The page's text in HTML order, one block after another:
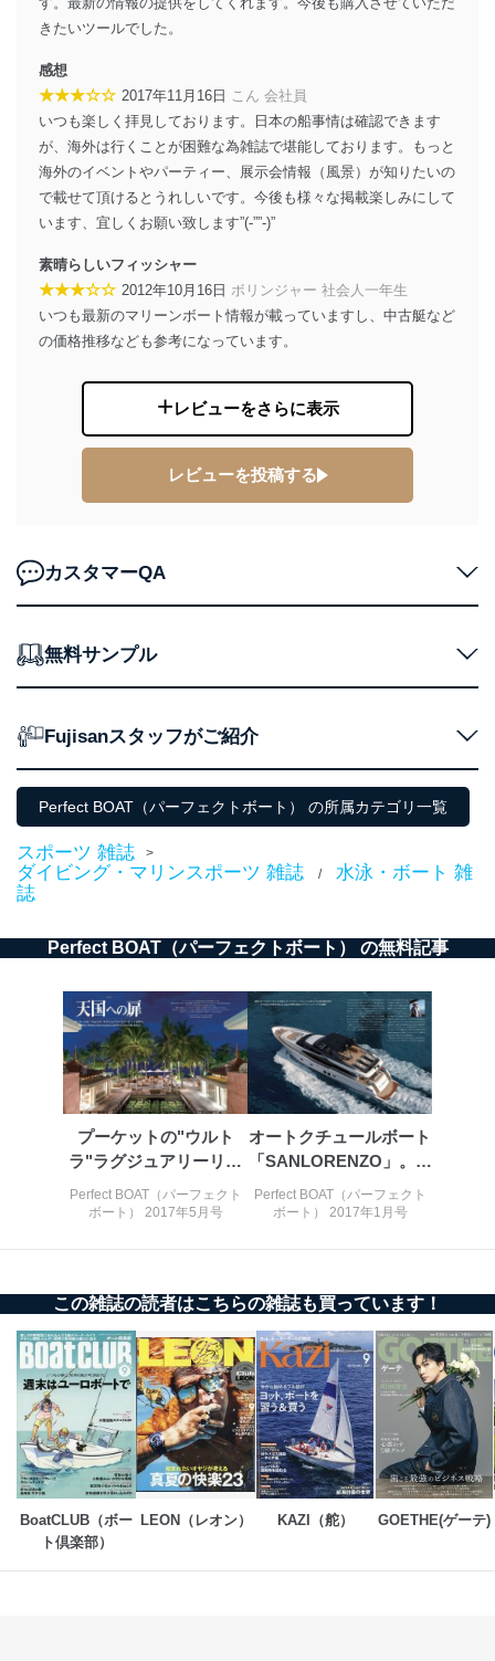
貴殿の個人情報及び当社の個人情報保護マネジメントシ
適切、かつ迅速に対応させていただきます。
株式会社富士山マガジンサービス 個人情報問い合わせ
係
TEL：0570-200-223
FAX：03-5459-7073
e-mail：
cs@fujisan.co.jp
制定：2005年4月1日
株式会社富士山マガジンサービス
代表取締役会長 西野 伸一郎
個人情報の取扱いについて
当社は以下の個人情報保護管理者を設置し、個人情報保
護管理者の責任のもと、個人情報を取得・アクセス・利
用・提供・管理いたします。
個人情報保護管理者: 経営管理グループディレクター 前
No
個人情報の種類
1
当社の定期購読サ
ービス等をご利用
の方の個人情報
ｅメール等による商品、サービ
ス、キャンペーン等の広告の案内
個人が特定できない形で取得した
閲覧履歴や購買履歴等の情報を分
広告のため
2 いただいた方の個
人情報
処、オペレーター教育など応対品
質向上のため
当社カスタマーQ＆
Aサービス利用者
カスタマーQ＆Aサイトの投稿内容
の確認のため
ｅメール等によるカスタマーQ＆A
サイトのサービス内容のご案内の
ため
ｅメール等による商品、サービ
ス、キャンペーン等の広告に関す
採用応募者の方の
個人情報
採用選考、ご連絡のため
5
6
企業）からの委託
により当社の
定期購読サービス
等をご利用の方の
個人情報
提携企業及びお客様がご購入され
た商品の発売元企業からのｅメー
ル等による商品、
サービス、キャンペーン等の広告
に関するご案内のため
SNS公式アカウン
トに登録された方
当社のサービス利用状況の把握お
よびその分析のため
お問い合わせ対応、トラブル対
処、オペレーター教育など応対品
質向上のため
その他当社のプライバシーポリシ
きたいツールでした。
感想
★★★☆☆ 2017年11月16日
こん 会社員
いつも楽しく拝見しております。日本の船事情は確認できます
が、海外は行くことが困難な為雑誌で堪能しております。もっと
海外のイベントやパーティー、展示会情報（風景）が知りたいの
で載せて頂けるとうれしいです。今後も様々な掲載楽しみにして
います、宜しくお願い致します”(-””-)”
素晴らしいフィッシャー
★★★☆☆ 2012年10月16日 ボリンジャー 社会人一年生
いつも最新のマリーンボート情報が載っていますし、中古艇など
の価格推移なども参考になっています。
レビューをさらに表示
レビューを投稿する
カスタマーQA
無料サンプル
Fujisanスタッフがご紹介
Perfect BOAT（パーフェクトボート） の所属カテゴリ一覧
スポーツ 雑誌 >
ダイビング・マリンスポーツ 雑誌 /
水泳・ボート 雑
誌
Perfect BOAT（パーフェクトボート） の無料記事
プーケットの"ウルト
ラ"ラグジュアリーリゾ
ート「トリサラ」
Perfect BOAT（パーフェクト
ボート） 2017年5月号
オートクチュールボート
「SANLORENZO」。そ
の気...
Perfect BOAT（パーフェクト
ボート） 2017年1月号
この雑誌の読者はこちらの雑誌も買っています！
BoatCLUB（ボー
ト倶楽部）
LEON（レオン） KAZI（舵） GOETHE(ゲーテ)